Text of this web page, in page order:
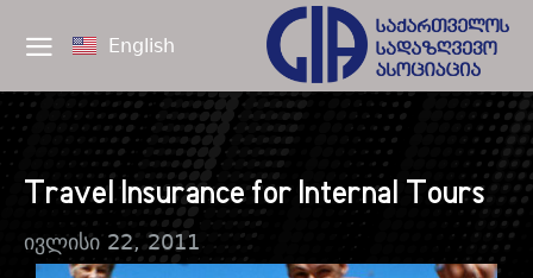
English
Travel Insurance for Internal Tours
ივლისი 22, 2011